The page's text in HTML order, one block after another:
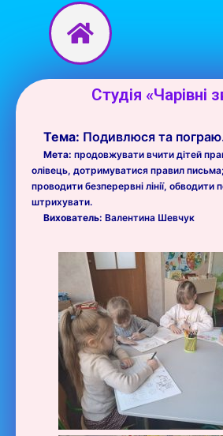
Перейти
Студія «Чарівні
Тема: Подивлюся та
Мета: продовжувати вчити дітей
олівець, дотримуватися правил
проводити безперервні лінії, обводити
штрихувати.
Вихователь: Валентина Шевчук